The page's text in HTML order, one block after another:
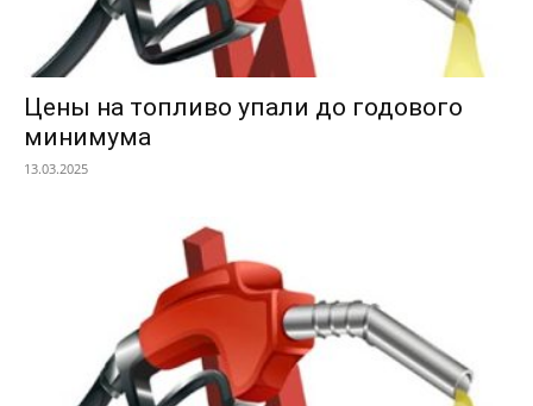
Цены на топливо упали до годового
минимума
13.03.2025